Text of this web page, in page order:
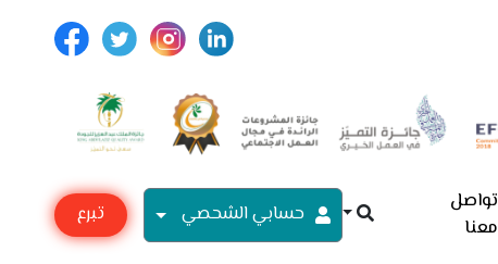
تواصل
معنا
حسابي الشحصي
تبرع